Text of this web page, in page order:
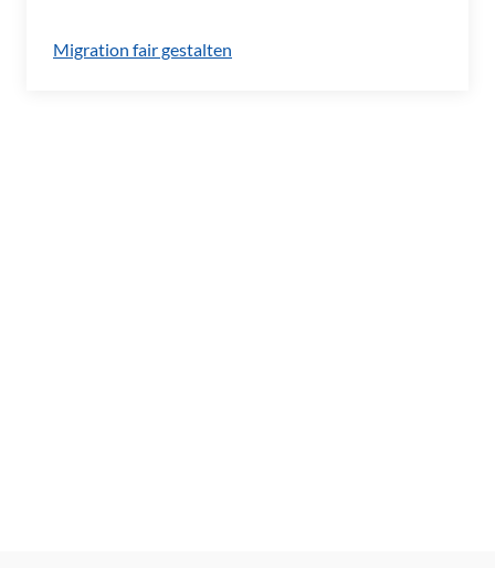
Migration fair gestalten